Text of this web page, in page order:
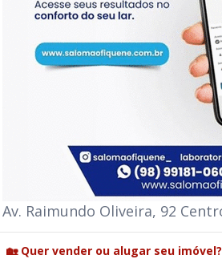
Av. Raimundo Oliveira, 92
🏡 Quer vender ou alugar seu